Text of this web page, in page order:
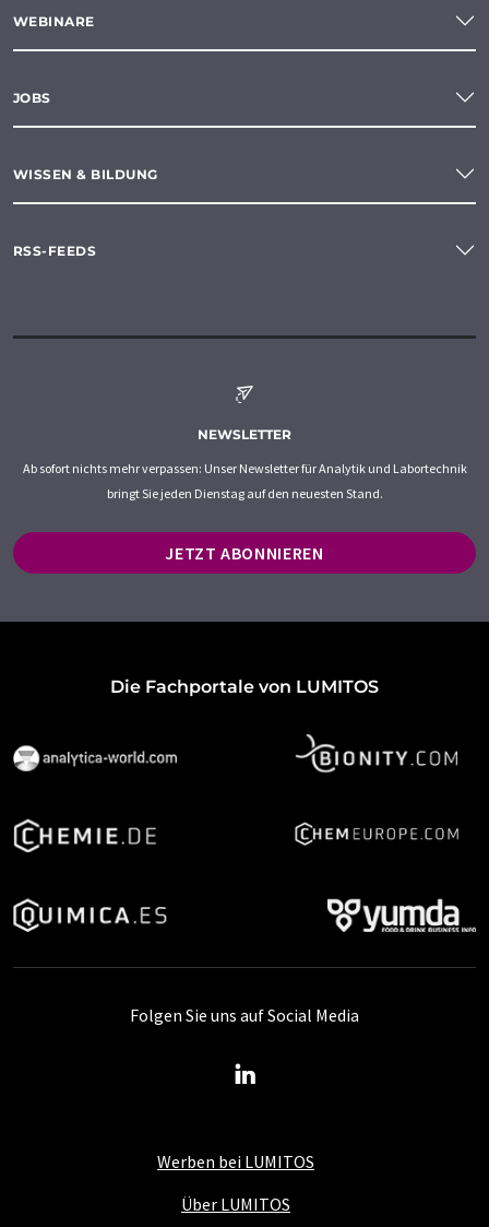
WEBINARE
JOBS
WISSEN & BILDUNG
RSS-FEEDS
NEWSLETTER
Ab sofort nichts mehr verpassen: Unser Newsletter für Analytik und Labortechnik
bringt Sie jeden Dienstag auf den neuesten Stand.
JETZT ABONNIEREN
Die Fachportale von LUMITOS
Werben bei LUMITOS
Über LUMITOS
Folgen Sie uns auf Social Media